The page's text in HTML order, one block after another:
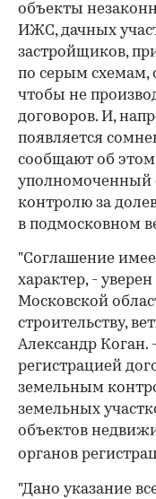
объекты
ИЖС, дачных
застройщиков,
по серым схемам,
чтобы не
договоров. И,
появляется
сообщают об
уполномоченный
контролю за
в подмосковном
"Соглашение
характер, -
Московской
строительству,
Александр Коган.
регистрацией
земельным
земельных
объектов
органов
"Дано указание